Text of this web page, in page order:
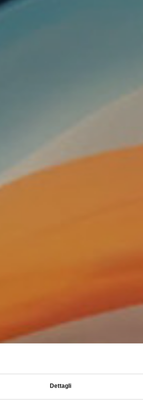
Dettagli